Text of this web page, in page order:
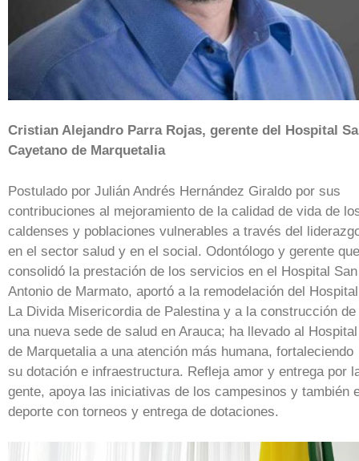
Cristian Alejandro Parra Rojas, gerente del Hospital
Cayetano de Marquetalia
Postulado por Julián Andrés Hernández Giraldo por sus
contribuciones al mejoramiento de la calidad de vida de
caldenses y poblaciones vulnerables a través del
en el sector salud y en el social. Odontólogo y gerente que
consolidó la prestación de los servicios en el Hospital San
Antonio de Marmato, aportó a la remodelación del Hospital
La Divida Misericordia de Palestina y a la construcción de
una nueva sede de salud en Arauca; ha llevado al Hospital
de Marquetalia a una atención más humana, fortaleciendo
su dotación e infraestructura. Refleja amor y entrega por
gente, apoya las iniciativas de los campesinos y también
deporte con torneos y entrega de dotaciones.